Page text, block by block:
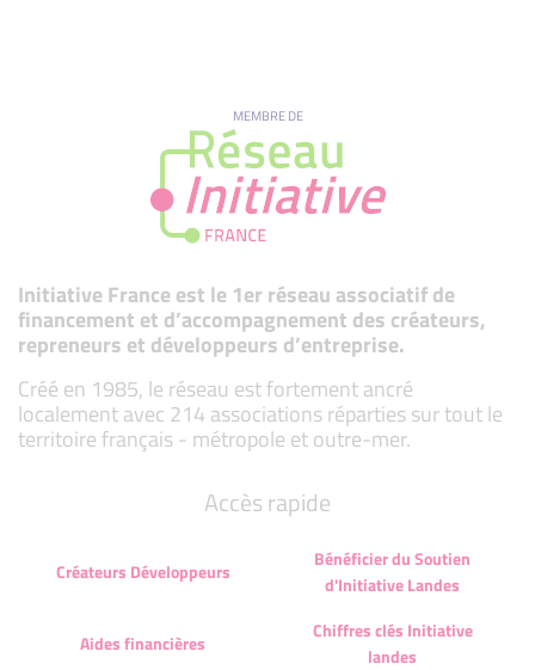
MEMBRE DE
Initiative France est le 1er réseau associatif de
financement et d’accompagnement des créateurs,
repreneurs et développeurs d’entreprise.
Créé en 1985, le réseau est fortement ancré
localement avec 214 associations réparties sur tout le
territoire français - métropole et outre-mer.
Accès rapide
Créateurs Développeurs
Bénéficier du Soutien
d'Initiative Landes
Aides financières
Chiffres clés Initiative
landes